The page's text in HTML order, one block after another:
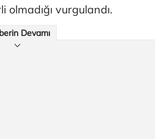
olmadığı vurgulandı.
Devamı